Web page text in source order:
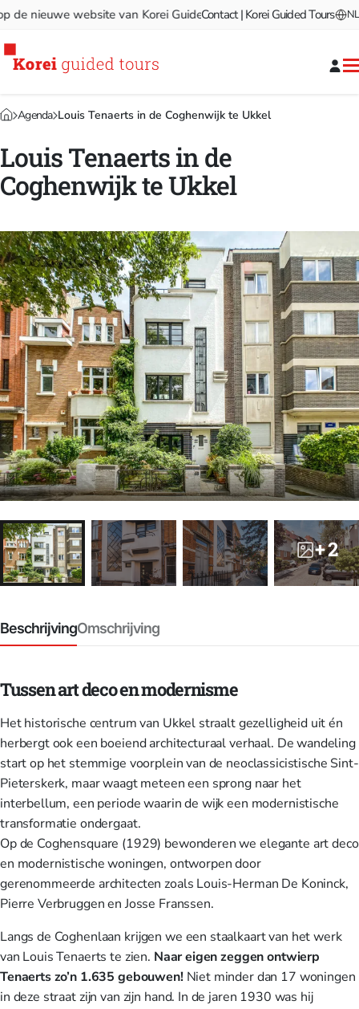
nieuwe website van Korei Guided Tours! Welkom op de
Contact | Korei Guided Tours NL
Agenda Louis Tenaerts in de Coghenwijk te Ukkel
Louis Tenaerts in de
Coghenwijk te Ukkel
+ 2
BeschrijvingOmschrijving
Tussen art deco en modernisme
Het historische centrum van Ukkel straalt gezelligheid uit én
herbergt ook een boeiend architecturaal verhaal. De wandeling
start op het stemmige voorplein van de neoclassicistische Sint-
Pieterskerk, maar waagt meteen een sprong naar het
interbellum, een periode waarin de wijk een modernistische
transformatie ondergaat.
Op de Coghensquare (1929) bewonderen we elegante art deco
en modernistische woningen, ontworpen door
gerenommeerde architecten zoals Louis-Herman De Koninck,
Pierre Verbruggen en Josse Franssen.
Langs de Coghenlaan krijgen we een staalkaart van het werk
van Louis Tenaerts te zien. Naar eigen zeggen ontwierp
Tenaerts zo’n 1.635 gebouwen!Niet minder dan 17 woningen
in deze straat zijn van zijn hand. In de jaren 1930 was hij